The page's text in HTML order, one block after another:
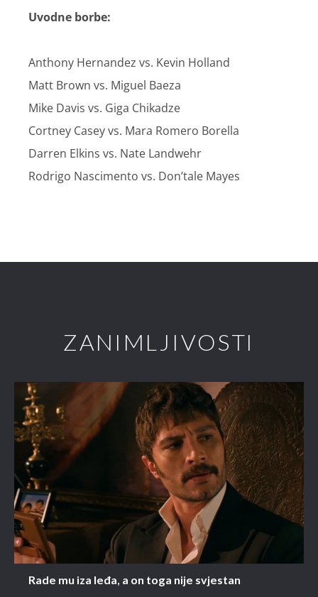
Uvodne borbe:
Anthony Hernandez vs. Kevin Holland
Matt Brown vs. Miguel Baeza
Mike Davis vs. Giga Chikadze
Cortney Casey vs. Mara Romero Borella
Darren Elkins vs. Nate Landwehr
Rodrigo Nascimento vs. Don’tale Mayes
ZANIMLJIVOSTI
Rade mu iza leđa, a on toga nije svjestan